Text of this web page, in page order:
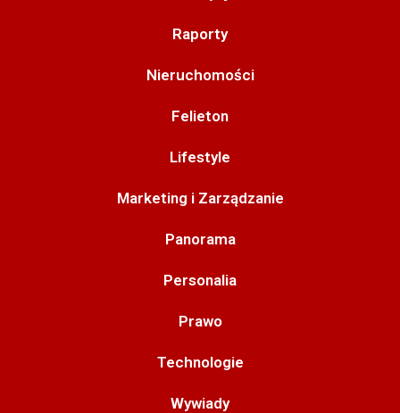
Raporty
Nieruchomości
Felieton
Lifestyle
Marketing i Zarządzanie
Panorama
Personalia
Prawo
Technologie
Wywiady